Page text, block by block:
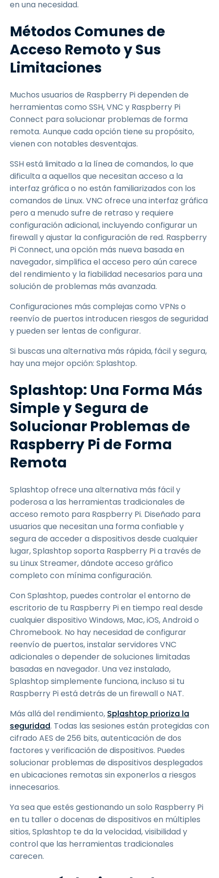
en una necesidad.
Métodos Comunes de
Acceso Remoto y Sus
Limitaciones
Muchos usuarios de Raspberry Pi dependen de
herramientas como SSH, VNC y Raspberry Pi
Connect para solucionar problemas de forma
remota. Aunque cada opción tiene su propósito,
vienen con notables desventajas.
SSH está limitado a la línea de comandos, lo que
dificulta a aquellos que necesitan acceso a la
interfaz gráfica o no están familiarizados con los
comandos de Linux. VNC ofrece una interfaz gráfica
pero a menudo sufre de retraso y requiere
configuración adicional, incluyendo configurar un
firewall y ajustar la configuración de red. Raspberry
Pi Connect, una opción más nueva basada en
navegador, simplifica el acceso pero aún carece
del rendimiento y la fiabilidad necesarios para una
solución de problemas más avanzada.
Configuraciones más complejas como VPNs o
reenvío de puertos introducen riesgos de seguridad
y pueden ser lentas de configurar.
Si buscas una alternativa más rápida, fácil y segura,
hay una mejor opción: Splashtop.
Splashtop: Una Forma Más
Simple y Segura de
Solucionar Problemas de
Raspberry Pi de Forma
Remota
Splashtop ofrece una alternativa más fácil y
poderosa a las herramientas tradicionales de
acceso remoto para Raspberry Pi. Diseñado para
usuarios que necesitan una forma confiable y
segura de acceder a dispositivos desde cualquier
lugar, Splashtop soporta Raspberry Pi a través de
su Linux Streamer, dándote acceso gráfico
completo con mínima configuración.
Con Splashtop, puedes controlar el entorno de
escritorio de tu Raspberry Pi en tiempo real desde
cualquier dispositivo Windows, Mac, iOS, Android o
Chromebook. No hay necesidad de configurar
reenvío de puertos, instalar servidores VNC
adicionales o depender de soluciones limitadas
basadas en navegador. Una vez instalado,
Splashtop simplemente funciona, incluso si tu
Raspberry Pi está detrás de un firewall o NAT.
Más allá del rendimiento, Splashtop prioriza la
seguridad. Todas las sesiones están protegidas con
cifrado AES de 256 bits, autenticación de dos
factores y verificación de dispositivos. Puedes
solucionar problemas de dispositivos desplegados
en ubicaciones remotas sin exponerlos a riesgos
innecesarios.
Ya sea que estés gestionando un solo Raspberry Pi
en tu taller o docenas de dispositivos en múltiples
sitios, Splashtop te da la velocidad, visibilidad y
control que las herramientas tradicionales
carecen.